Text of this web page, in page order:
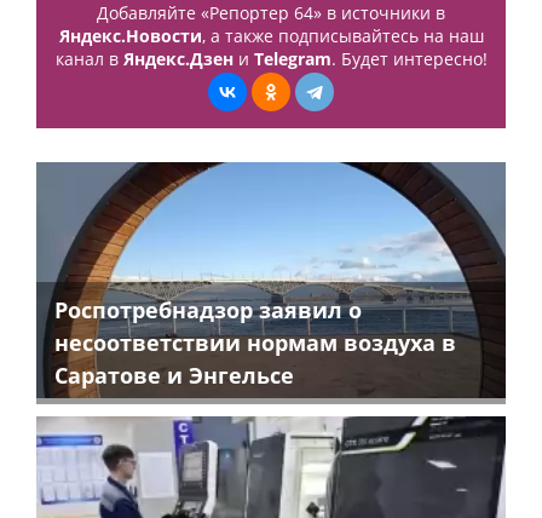
Добавляйте «Репортер 64» в источники в
Яндекс.Новости, а также подписывайтесь на наш
канал в Яндекс.Дзени Telegram. Будет интересно!
Роспотребнадзор заявил о
несоответствии нормам воздуха в
Саратове и Энгельсе